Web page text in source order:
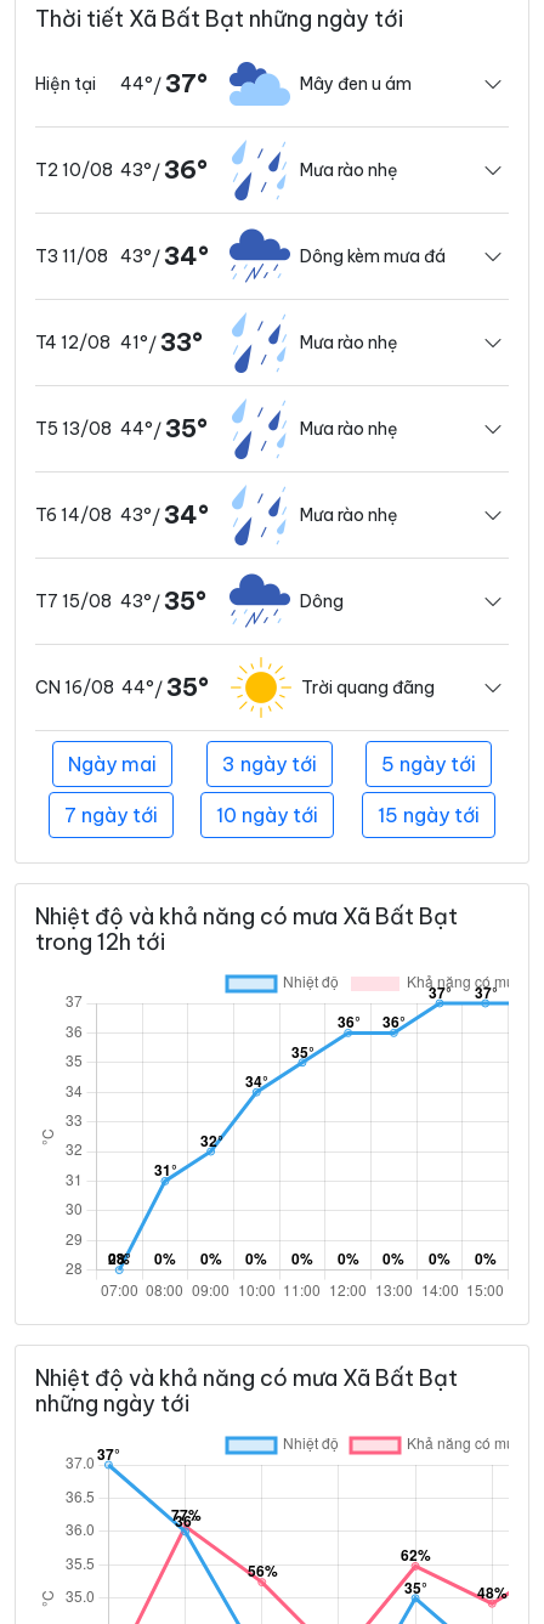
Thời tiết Xã Bất Bạt những ngày tới
Hiện tại 44°/ 37° Mây đen u ám
T2 10/08 43°/ 36° Mưa rào nhẹ
T3 11/08 43°/ 34° Dông kèm mưa đá
T4 12/08 41°/ 33° Mưa rào nhẹ
T5 13/08 44°/ 35° Mưa rào nhẹ
T6 14/08 43°/ 34° Mưa rào nhẹ
T7 15/08 43°/ 35° Dông
CN 16/08 44°/ 35° Trời quang đãng
Ngày mai 3 ngày tới 5 ngày tới
7 ngày tới 10 ngày tới 15 ngày tới
Nhiệt độ và khả năng có mưa Xã Bất Bạt
trong 12h tới
Nhiệt độ và khả năng có mưa Xã Bất Bạt
những ngày tới